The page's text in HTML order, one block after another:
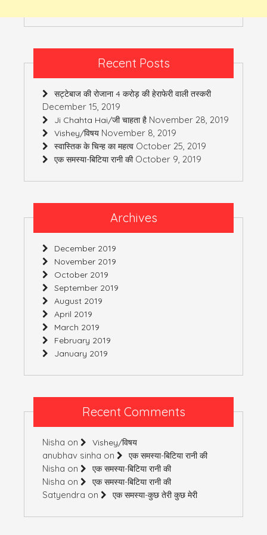
Recent Posts
सट्टेबाज की रोजाना 4 करोड़ की हेराफेरी वाली तस्करी
December 15, 2019
Ji Chahta Hai/जी चाहता है November 28, 2019
Vishey/विषय November 8, 2019
स्वास्तिक के चिन्ह का महत्व October 25, 2019
एक समस्या-बिटिया रानी की October 9, 2019
Archives
December 2019
November 2019
October 2019
September 2019
August 2019
April 2019
March 2019
February 2019
January 2019
Recent Comments
Nisha on Vishey/विषय
anubhav sinha on एक समस्या-बिटिया रानी की
Nisha on एक समस्या-बिटिया रानी की
Nisha on एक समस्या-बिटिया रानी की
Satyendra on एक समस्या-कुछ तेरी कुछ मेरी